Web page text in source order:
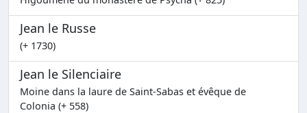
Jean le Russe
(+ 1730)
Jean le Silenciaire
Moine dans la laure de Saint-Sabas et évêque de
Colonia (+ 558)